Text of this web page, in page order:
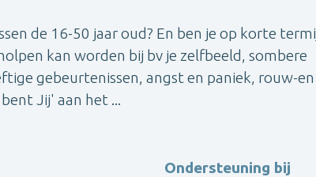
de 16-50 jaar oud? En ben je op korte
kan worden bij bv je zelfbeeld, sombere
gebeurtenissen, angst en paniek, rouw-en
Jij' aan het ...
Ondersteuning bij